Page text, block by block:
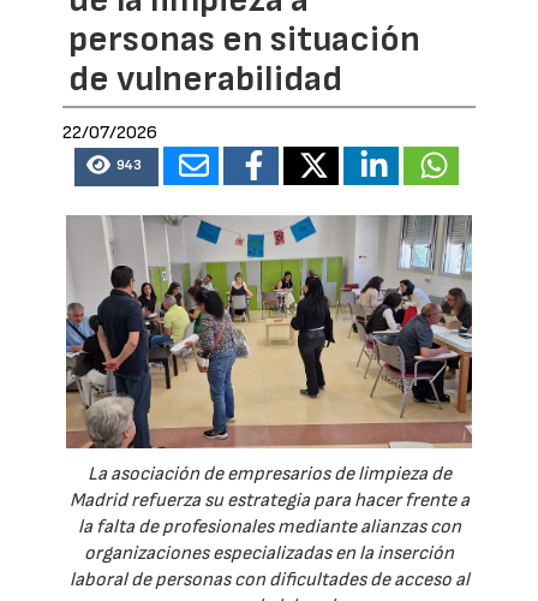
personas en situación
de vulnerabilidad
22/07/2026
943
La asociación de empresarios de limpieza de
Madrid refuerza su estrategia para hacer frente a
la falta de profesionales mediante alianzas con
organizaciones especializadas en la inserción
laboral de personas con dificultades de acceso al